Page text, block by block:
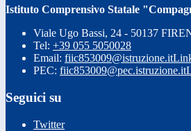
Istituto Comprensivo Statale
Viale Ugo Bassi, 24 - 50137
Tel: +39 055 5050028
Email: fiic853009@istruzione.it
PEC: fiic853009@pec.istruzione.it
Seguici su
Twitter